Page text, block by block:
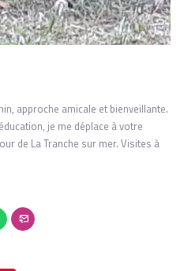
approche amicale et bienveillante.
je me déplace à votre
de La Tranche sur mer. Visites à